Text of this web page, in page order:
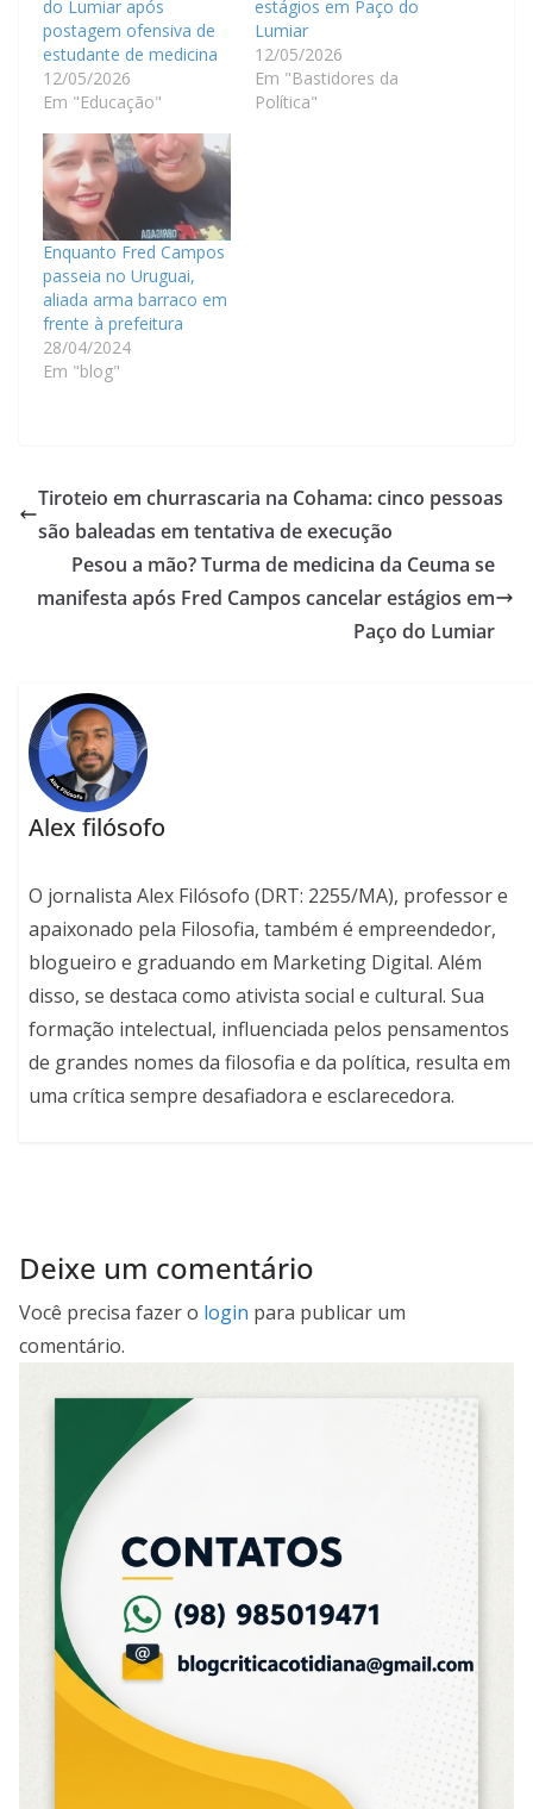
do Lumiar após
postagem ofensiva de
estudante de medicina
12/05/2026
Em "Educação"
estágios em Paço do
Lumiar
12/05/2026
Em "Bastidores da
Política"
Enquanto Fred Campos
passeia no Uruguai,
aliada arma barraco em
frente à prefeitura
28/04/2024
Em "blog"
Tiroteio em churrascaria na Cohama: cinco pessoas
são baleadas em tentativa de execução
Pesou a mão? Turma de medicina da Ceuma se
manifesta após Fred Campos cancelar estágios em
Paço do Lumiar
Alex filósofo
O jornalista Alex Filósofo (DRT: 2255/MA), professor e
apaixonado pela Filosofia, também é empreendedor,
blogueiro e graduando em Marketing Digital. Além
disso, se destaca como ativista social e cultural. Sua
formação intelectual, influenciada pelos pensamentos
de grandes nomes da filosofia e da política, resulta em
uma crítica sempre desafiadora e esclarecedora.
Deixe um comentário
Você precisa fazer o login para publicar um
comentário.